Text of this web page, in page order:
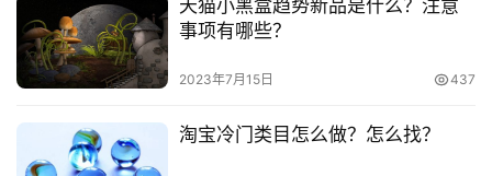
天猫小黑盒趋势新品是什么？注意
事项有哪些？
2023年7月15日 437
淘宝冷门类目怎么做？怎么找？